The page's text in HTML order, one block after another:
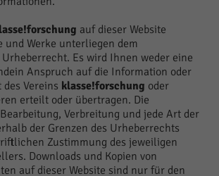
auf dieser Website
Werke unterliegen dem
Es wird Ihnen weder eine
Anspruch auf die Information oder
Vereins klasse!forschung oder
erteilt oder übertragen. Die
Verbreitung und jede Art der
der Grenzen des Urheberrechts
Zustimmung des jeweiligen
Downloads und Kopien von
auf dieser Website sind nur für den